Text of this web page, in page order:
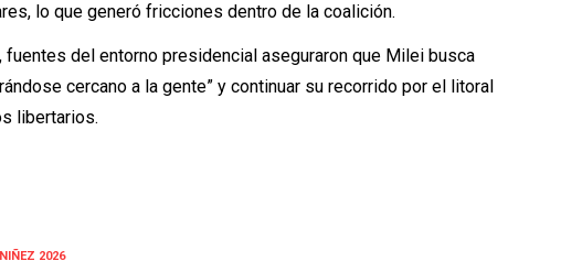
lo que generó fricciones dentro de la coalición.
del entorno presidencial aseguraron que Milei busca
cercano a la gente” y continuar su recorrido por el litoral
libertarios.
2026